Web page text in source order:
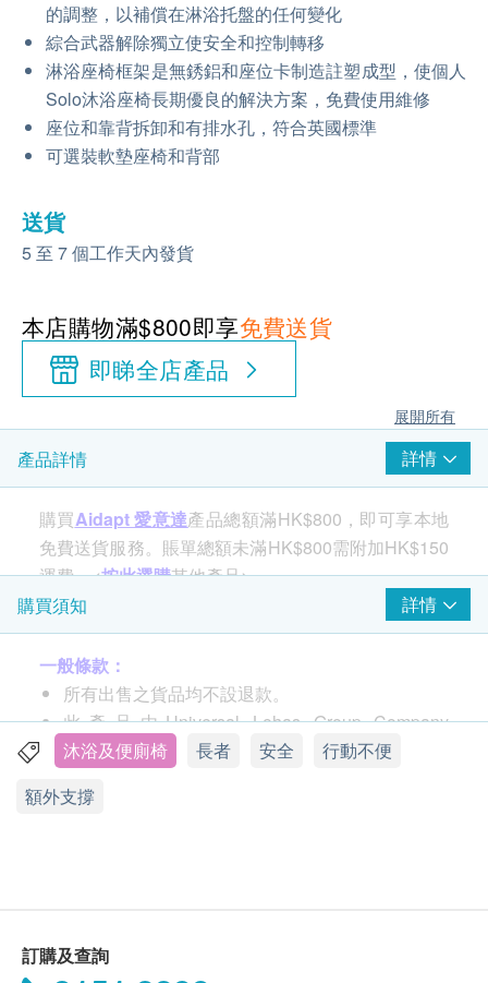
的調整，以補償在淋浴托盤的任何變化
綜合武器解除獨立使安全和控制轉移
淋浴座椅框架是無銹鋁和座位卡制造註塑成型，使個人
Solo沐浴座椅長期優良的解決方案，免費使用維修
座位和靠背拆卸和有排水孔，符合英國標準
可選裝軟墊座椅和背部
送貨
5 至 7 個工作天內發貨
本店購物滿$800即享免費送貨
即睇全店產品
展開所有
產品詳情 詳情
購買Aidapt 愛意達產品總額滿HK$800，即可享本地
免費送貨服務。賬單總額未滿HK$800需附加HK$150
運費。<按此選購其他產品>
產品特性：
簡單的安裝，清潔和維護
對難以站立的人來說十分理想
不使用時平放在牆上
無鏽鋁質輕質框架，堅固的聚合物塗層，使用壽
帶排水孔的可拆卸座椅和靠背符合MHRA標準
產品規格：
購買須知 詳情
一般條款：
所有出售之貨品均不設退款。
此產品由Universal Lohas Group Company
Limited 提供。
Limited 及健康網購 Health.ESDlife 保留最終決議
地免費送貨服務。賬單總額未滿HK$800需附加
HK$50運費。
沐浴及便廁椅 長者 安全
行動不便
額外支撐
訂購及查詢